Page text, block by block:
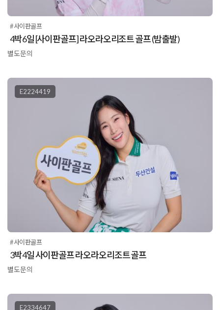
#사이판골프
4박6일 [사이판골프] 라오라오리조트 골프 (밤출발)
별도문의
E2224419
#사이판골프
3박4일 사이판골프 라오라오리조트 골프
별도문의
E2334647